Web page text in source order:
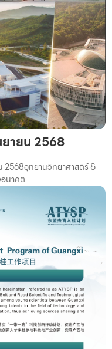
ายน 2568
2568อุทยานวิทยาศาสตร์ &
นาคต